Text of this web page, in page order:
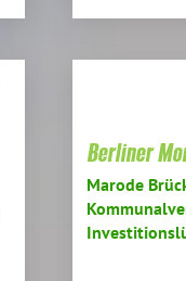
Berliner
Marode